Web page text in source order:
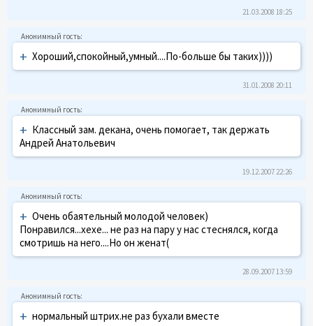
21.03.2008 18:25
+ Хороший,спокойный,умный....По-больше бы таких))))
31.01.2008 20:11
+ Классный зам. декана, очень помогает, так держать
Андрей Анатольевич
19.12.2007 22:26
+ Очень обаятельный молодой человек)
Понравился...хехе... не раз на пару у нас стеснялся, когда
смотришь на него....Но он женат(
28.09.2007 13:59
+ нормальный штрих.не раз бухали вместе